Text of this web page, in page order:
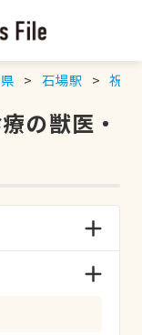
石場駅 祝日
の獣医・